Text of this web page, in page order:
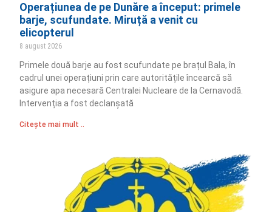
Operațiunea de pe Dunăre a început: primele
barje, scufundate. Miruță a venit cu
elicopterul
8 august 2026
Primele două barje au fost scufundate pe brațul Bala, în
cadrul unei operațiuni prin care autoritățile încearcă să
asigure apa necesară Centralei Nucleare de la Cernavodă.
Intervenția a fost declanșată
Citește mai mult ..